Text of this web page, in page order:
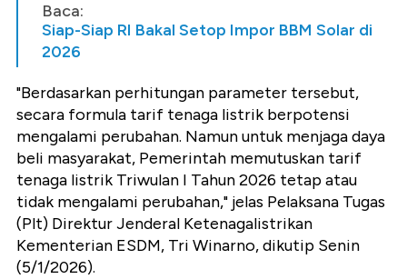
Baca:
Siap-Siap RI Bakal Setop Impor BBM Solar di
2026
"Berdasarkan perhitungan parameter tersebut,
secara formula tarif tenaga listrik berpotensi
mengalami perubahan. Namun untuk menjaga daya
beli masyarakat, Pemerintah memutuskan tarif
tenaga listrik Triwulan I Tahun 2026 tetap atau
tidak mengalami perubahan," jelas Pelaksana Tugas
(Plt) Direktur Jenderal Ketenagalistrikan
Kementerian ESDM, Tri Winarno, dikutip Senin
(5/1/2026).